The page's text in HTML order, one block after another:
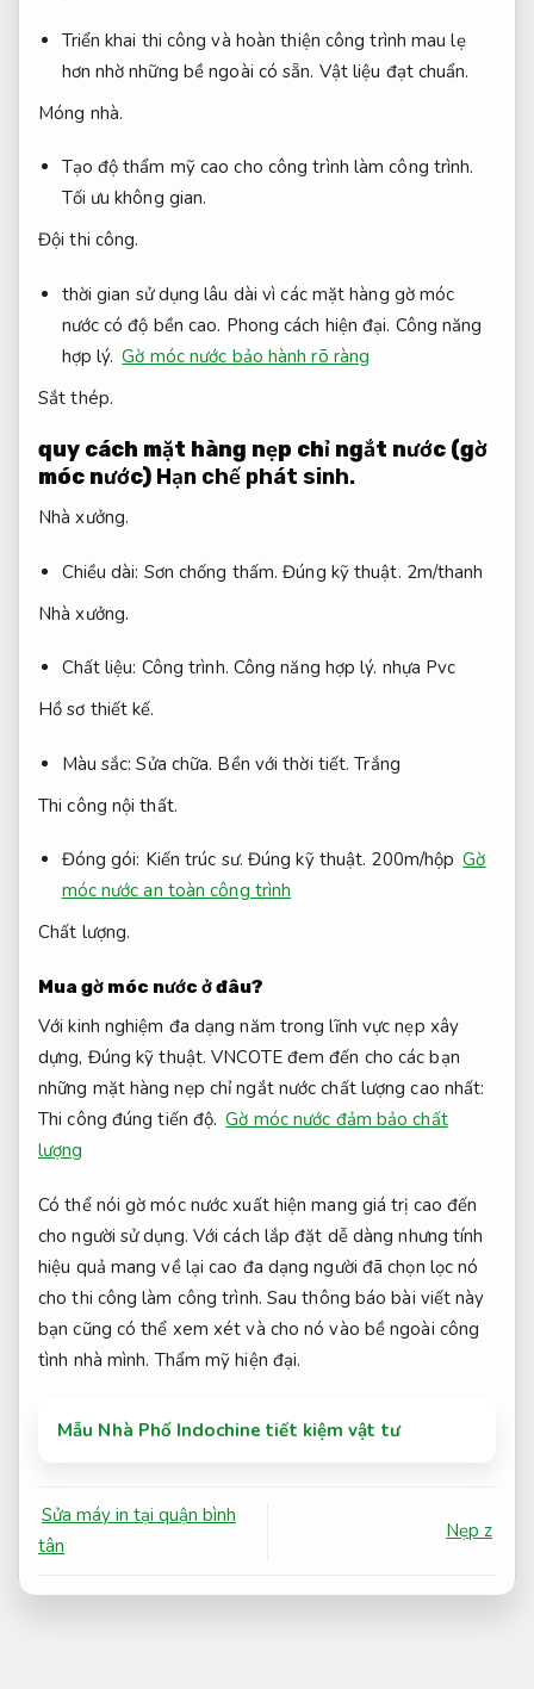
Triển khai thi công và hoàn thiện công trình mau lẹ
hơn nhờ những bề ngoài có sẵn. Vật liệu đạt chuẩn.
Móng nhà.
Tạo độ thẩm mỹ cao cho công trình làm công trình.
Tối ưu không gian.
Đội thi công.
thời gian sử dụng lâu dài vì các mặt hàng gờ móc
nước có độ bền cao. Phong cách hiện đại. Công năng
hợp lý. Gờ móc nước bảo hành rõ ràng
Sắt thép.
quy cách mặt hàng nẹp chỉ ngắt nước (gờ
móc nước) Hạn chế phát sinh.
Nhà xưởng.
Chiều dài: Sơn chống thấm. Đúng kỹ thuật. 2m/thanh
Nhà xưởng.
Chất liệu: Công trình. Công năng hợp lý. nhựa Pvc
Hồ sơ thiết kế.
Màu sắc:Sửa chữa. Bền với thời tiết. Trắng
Thi công nội thất.
Đóng gói: Kiến trúc sư. Đúng kỹ thuật. 200m/hộp Gờ
móc nước an toàn công trình
Chất lượng.
Mua gờ móc nước ở đâu?
Với kinh nghiệm đa dạng năm trong lĩnh vực nẹp xây
dựng, Đúng kỹ thuật. VNCOTE đem đến cho các bạn
những mặt hàng nẹp chỉ ngắt nước chất lượng cao nhất:
Thi công đúng tiến độ. Gờ móc nước đảm bảo chất
lượng
Có thể nói gờ móc nước xuất hiện mang giá trị cao đến
cho người sử dụng. Với cách lắp đặt dễ dàng nhưng tính
hiệu quả mang về lại cao đa dạng người đã chọn lọc nó
cho thi công làm công trình. Sau thông báo bài viết này
bạn cũng có thể xem xét và cho nó vào bề ngoài công
tình nhà mình. Thẩm mỹ hiện đại.
Mẫu Nhà Phố Indochine tiết kiệm vật tư
Sửa máy in tại quận bình
tân
Nẹp z